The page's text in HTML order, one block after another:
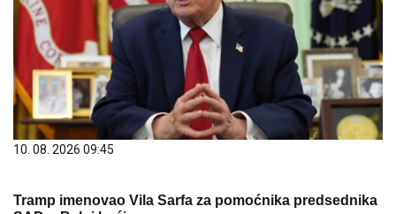
10. 08. 2026 09:45
Tramp imenovao Vila Sarfa za pomoćnika predsednika